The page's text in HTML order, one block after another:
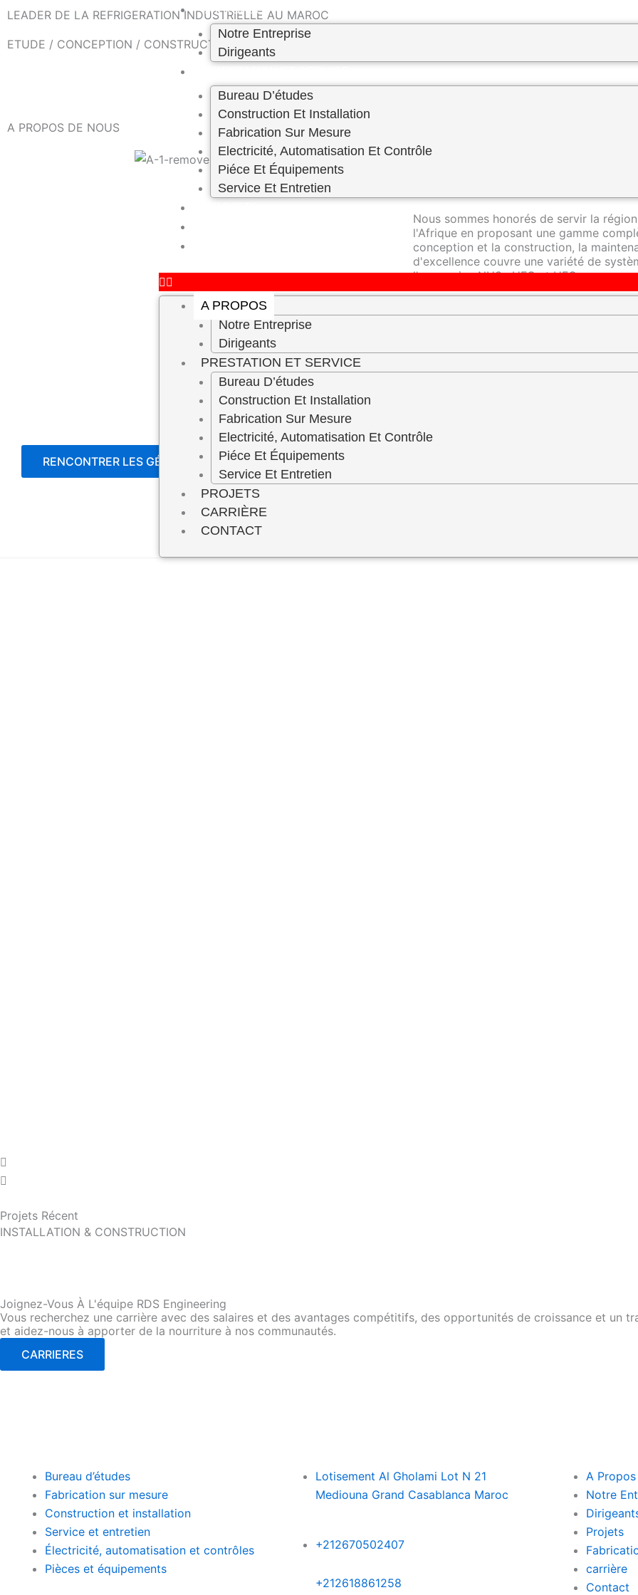
Skip
content
A PROPOS
Notre Entreprise
Dirigeants
Bureau D’études
Construction Et Installation
Fabrication Sur Mesure
Electricité, Automatisation Et Contrôle
Piéce Et Équipements
Service Et Entretien
A PROPOS
Notre Entreprise
Dirigeants
PRESTATION ET SERVICE
Bureau D’études
Construction Et Installation
Fabrication Sur Mesure
Electricité, Automatisation Et Contrôle
Piéce Et Équipements
Service Et Entretien
PROJETS
CARRIÈRE
CONTACT
LEADER DE LA REFRIGERATION INDUSTRIELLE AU MAROC ​
ETUDE / CONCEPTION / CONSTRUCTION – ENTRETIEN PREVENTIF–FABRICATION SUR MESURE
A PROPOS DE NOUS
RDS Engineering se distingue en tant
Nous sommes honorés de servir la
l'Afrique en proposant une gamme
conception et la construction, la
d'excellence couvre une variété de
l'ammoniac NH3 , HFC et HFO.
RENCONTRER LES GÉRANTS
Projets Récent
INSTALLATION & CONSTRUCTION
Joignez-Vous À L'équipe RDS Engineering
Vous recherchez une carrière avec des salaires et des avantages compétitifs, des opportunités de croissance et un
et aidez-nous à apporter de la nourriture à nos communautés.
CARRIERES
Bureau d’études
Fabrication sur mesure
Construction et installation
Service et entretien
Électricité, automatisation et contrôles
Pièces et équipements
Lotisement Al Gholami Lot N 21
Mediouna Grand Casablanca Maroc
+212670502407
+212618861258
A Propos
Notre
Projets
carrière
Contact